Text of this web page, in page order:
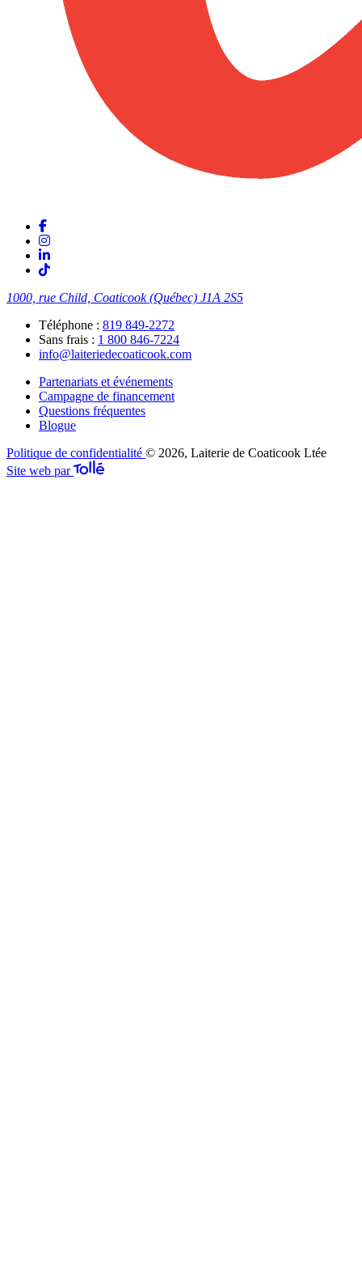
1000, rue Child, Coaticook (Québec) J1A 2S5
Téléphone : 819 849-2272
Sans frais : 1 800 846-7224
info@laiteriedecoaticook.com
Partenariats et événements
Campagne de financement
Questions fréquentes
Blogue
Politique de confidentialité © 2026, Laiterie de Coaticook Ltée
Site web par